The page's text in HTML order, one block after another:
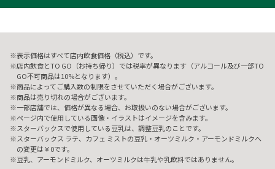
表示価格はすべて店内飲食価格（税込）です。
店内飲食とTO GO（お持ち帰り）では税率が異なります（アルコール及び一部TO
GO不可商品は10%となります）。
商品によってご購入数の制限をさせていただく場合がございます。
商品は売り切れの場合がございます。
一部店舗では、価格が異なる場合、お取扱いのない場合がございます。
ページ内で使用している画像・イラストはイメージを含みます。
スターバックスで使用している豆乳は、調整豆乳のことです。
スターバックス ラテ、カフェ ミストの豆乳・オーツミルク・アーモンドミルクへ
の変更は￥0です。
豆乳、アーモンドミルク、オーツミルクは牛乳や乳飲料ではありません。